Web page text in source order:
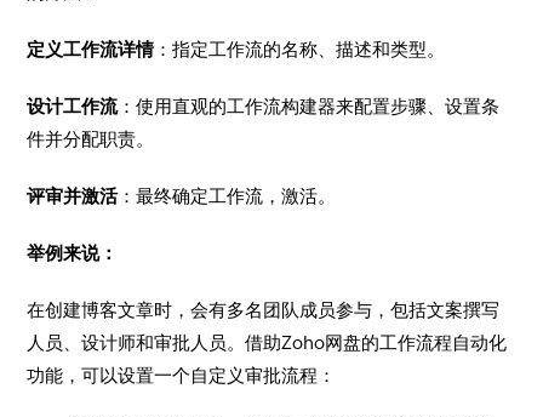
​定义工作流详情 ：指定工作流的名称、描述和类型。
设计工作流：使用直观的工作流构建器来配置步骤、设置条
件并分配职责。
评审并激活：最终确定工作流，激活。
​举例来说：
​在创建博客文章时，会有多名团队成员参与，包括文案撰写
人员、设计师和审批人员。借助Zoho网盘的工作流程自动化
功能，可以设置一个自定义审批流程：